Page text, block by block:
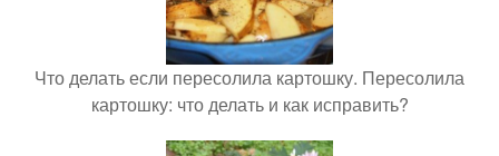
Что делать если пересолила картошку. Пересолила
картошку: что делать и как исправить?